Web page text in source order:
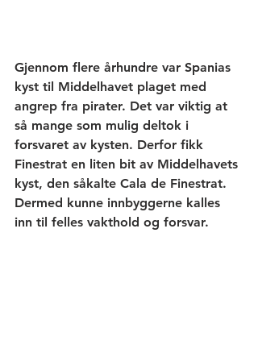
Gjennom flere århundre var Spanias
kyst til Middelhavet plaget med
angrep fra pirater. Det var viktig at
så mange som mulig deltok i
forsvaret av kysten. Derfor fikk
Finestrat en liten bit av Middelhavets
kyst, den såkalte Cala de Finestrat.
Dermed kunne innbyggerne kalles
inn til felles vakthold og forsvar.